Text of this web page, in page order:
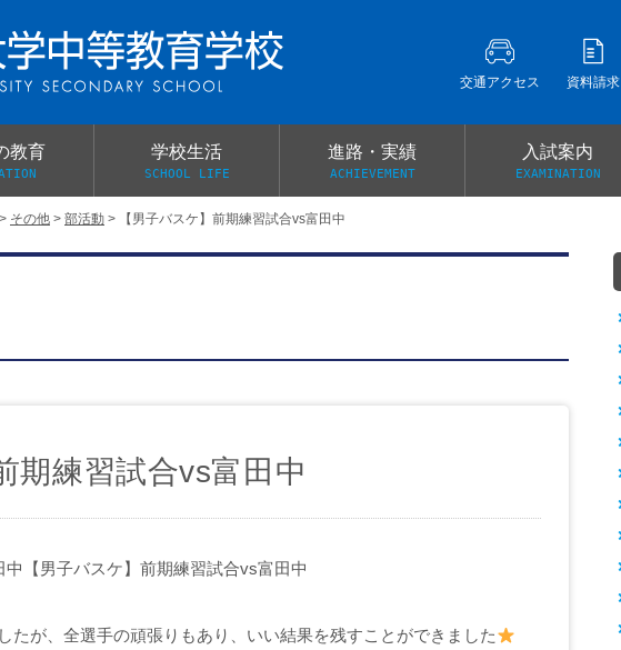
交通アクセス 資料請求
> その他 > 部活動 > 【男子バスケ】前期練習試合vs富田中
教育 学校生活
SCHOOL LIFE
進路・実績
ACHIEVEMENT
入試案内
EXAMINATION
期練習試合vs富田中
【男子バスケ】前期練習試合vs富田中
たが、全選手の頑張りもあり、いい結果を残すことができました